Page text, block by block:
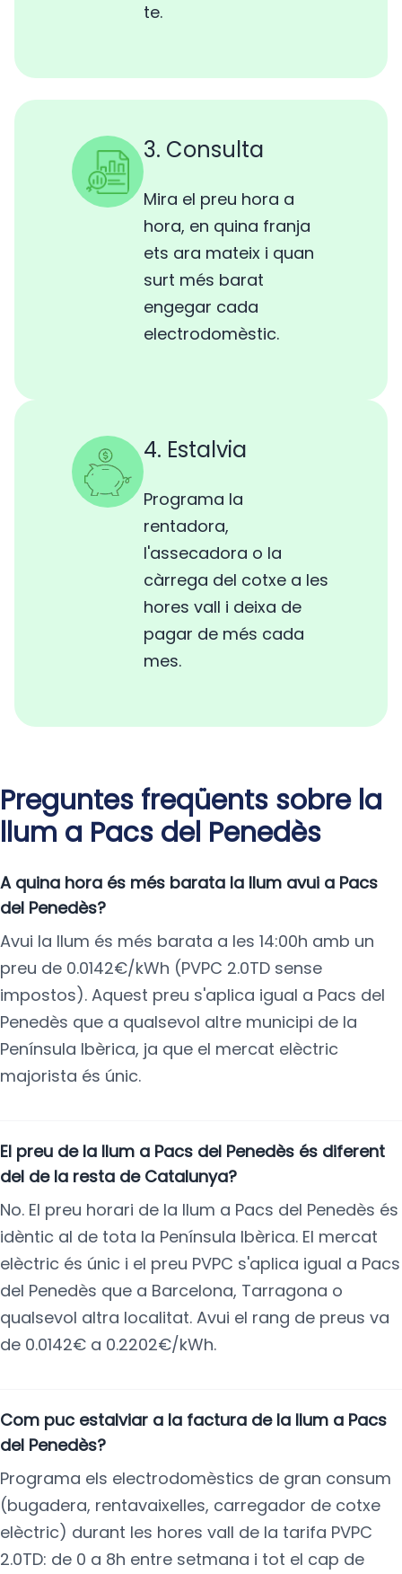
te.
3. Consulta
Mira el preu hora a
hora, en quina franja
ets ara mateix i quan
surt més barat
engegar cada
electrodomèstic.
4. Estalvia
Programa la
rentadora,
l'assecadora o la
càrrega del cotxe a les
hores vall i deixa de
pagar de més cada
mes.
Preguntes freqüents sobre la
llum a Pacs del Penedès
A quina hora és més barata la llum avui a Pacs
del Penedès?
Avui la llum és més barata a les 14:00h amb un
preu de 0.0142€/kWh (PVPC 2.0TD sense
impostos). Aquest preu s'aplica igual a Pacs del
Penedès que a qualsevol altre municipi de la
Península Ibèrica, ja que el mercat elèctric
majorista és únic.
El preu de la llum a Pacs del Penedès és diferent
del de la resta de Catalunya?
No. El preu horari de la llum a Pacs del Penedès és
idèntic al de tota la Península Ibèrica. El mercat
elèctric és únic i el preu PVPC s'aplica igual a Pacs
del Penedès que a Barcelona, Tarragona o
qualsevol altra localitat. Avui el rang de preus va
de 0.0142€ a 0.2202€/kWh.
Com puc estalviar a la factura de la llum a Pacs
del Penedès?
Programa els electrodomèstics de gran consum
(bugadera, rentavaixelles, carregador de cotxe
elèctric) durant les hores vall de la tarifa PVPC
2.0TD: de 0 a 8h entre setmana i tot el cap de